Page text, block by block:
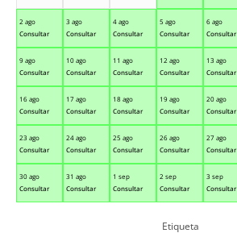
2 ago
Consultar
3 ago
Consultar
4 ago
Consultar
5 ago
Consultar
6 ago
Consultar
9 ago
Consultar
10 ago
Consultar
11 ago
Consultar
12 ago
Consultar
13 ago
Consultar
16 ago
Consultar
17 ago
Consultar
18 ago
Consultar
19 ago
Consultar
20 ago
Consultar
23 ago
Consultar
24 ago
Consultar
25 ago
Consultar
26 ago
Consultar
27 ago
Consultar
30 ago
Consultar
31 ago
Consultar
1 sep
Consultar
2 sep
Consultar
3 sep
Consultar
Etiqueta